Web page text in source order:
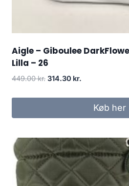
Aigle – Giboulee
Lilla – 26
449.00kr. Den
pris
314.30 kr.
pris
Køb her